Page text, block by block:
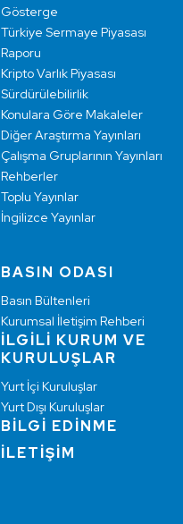
Gösterge
Türkiye Sermaye Piyasası
Raporu
Kripto Varlık Piyasası
Sürdürülebilirlik
Konulara Göre Makaleler
Diğer Araştırma Yayınları
Çalışma Gruplarının Yayınları
Rehberler
Toplu Yayınlar
İngilizce Yayınlar
BASIN ODASI
Basın Bültenleri
Kurumsal İletişim Rehberi
İLGİLİ KURUM VE
KURULUŞLAR
Yurt İçi Kuruluşlar
Yurt Dışı Kuruluşlar
BİLGİ EDİNME
İLETİŞİM